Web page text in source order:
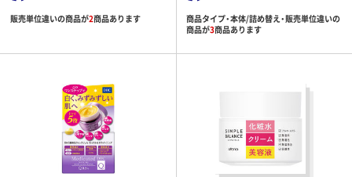
販売単位違いの商品が2商品あります
商品タイプ・本体/詰め替え・販売単位違いの
商品が3商品あります